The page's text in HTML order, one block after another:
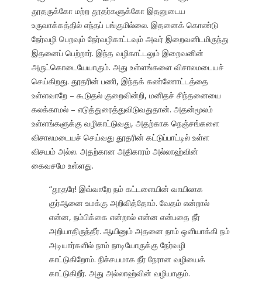
தூதருக்கோ மற்ற தூதர்களுக்கோ இதனுடைய
உருவாக்கத்தில் எந்தப் பங்குமில்லை. இதனைக் கொண்டு
நேர்வழி பெறவும் நேர்வழிகாட்டவும் அவர் இறைவனிடமிருந்து
இதனைப் பெற்றார். இந்த வழிகாட்டலும் இறைவனின்
அருட்கொடையேயாகும். அது உள்ளங்களை விசாலமடையச்
செய்கிறது. தூதரின் பணி, இந்தக் கண்ணோட்டத்தை
உள்ளவாறே – கூடுதல் குறைவின்றி, மனிதச் சிந்தனையை
கலக்காமல் – எடுத்துரைத்துவிடுவதுதான். அதன்மூலம்
உள்ளங்களுக்கு வழிகாட்டுவது, அதற்காக நெஞ்சங்களை
விசாலமடையச் செய்வது தூதரின் கட்டுப்பாட்டில் உள்ள
விசயம் அல்ல. அதற்கான அதிகாரம் அல்லாஹ்வின்
கைவசமே உள்ளது.
“தூதரே! இவ்வாறே நம் கட்டளையின் வாயிலாக
குர்ஆனை உமக்கு அறிவித்தோம். வேதம் என்றால்
என்ன, நம்பிக்கை என்றால் என்ன என்பதை நீர்
அறியாதிருந்தீர். ஆயினும் அதனை நாம் ஒளியாக்கி நம்
அடியார்களில் நாம் நாடியோருக்கு நேர்வழி
காட்டுகிறோம். நிச்சயமாக நீர் நேரான வழியைக்
காட்டுகிறீர். அது அல்லாஹ்வின் வழியாகும்.